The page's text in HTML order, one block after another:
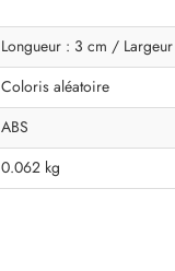
Longueur : 3 cm /
Coloris aléatoire
ABS
0.062 kg